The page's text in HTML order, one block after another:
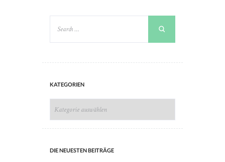
KATEGORIEN
DIE NEUESTEN BEITRÄGE